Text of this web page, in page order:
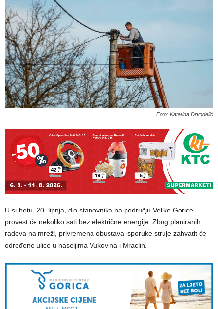
Foto: Katarina Drvodelić
U subotu, 20. lipnja, dio stanovnika na području Velike Gorice
provest će nekoliko sati bez električne energije. Zbog planiranih
radova na mreži, privremena obustava isporuke struje zahvatit će
određene ulice u naseljima Vukovina i Mraclin.